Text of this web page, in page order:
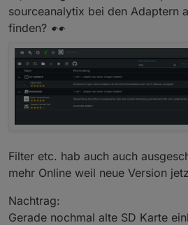
sourceanalytix bei den Adaptern
finden?
Filter etc. hab auch auch
mehr Online weil neue Version
Nachtrag:
Gerade nochmal alte SD Karte